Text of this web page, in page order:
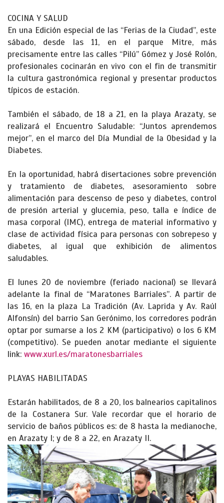
COCINA Y SALUD
En una Edición especial de las “Ferias de la Ciudad”, este
sábado, desde las 11, en el parque Mitre, más
precisamente entre las calles “Pilú” Gómez y José Rolón,
profesionales cocinarán en vivo con el fin de transmitir
la cultura gastronómica regional y presentar productos
típicos de estación.
También el sábado, de 18 a 21, en la playa Arazaty, se
realizará el Encuentro Saludable: “Juntos aprendemos
mejor”, en el marco del Día Mundial de la Obesidad y la
Diabetes.
En la oportunidad, habrá disertaciones sobre prevención
y tratamiento de diabetes, asesoramiento sobre
alimentación para descenso de peso y diabetes, control
de presión arterial y glucemia, peso, talla e índice de
masa corporal (IMC), entrega de material informativo y
clase de actividad física para personas con sobrepeso y
diabetes, al igual que exhibición de alimentos
saludables.
El lunes 20 de noviembre (feriado nacional) se llevará
adelante la final de “Maratones Barriales”. A partir de
las 16, en la plaza La Tradición (Av. Laprida y Av. Raúl
Alfonsín) del barrio San Gerónimo, los corredores podrán
optar por sumarse a los 2 KM (participativo) o los 6 KM
(competitivo). Se pueden anotar mediante el siguiente
link: www.xurl.es/maratonesbarriales
PLAYAS HABILITADAS
Estarán habilitados, de 8 a 20, los balnearios capitalinos
de la Costanera Sur. Vale recordar que el horario de
servicio de baños públicos es: de 8 hasta la medianoche,
en Arazaty I; y de 8 a 22, en Arazaty II.